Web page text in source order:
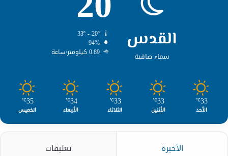
القدس
سماء صافية
94%
0.89 كيلومتر/ساعة
33
℃
الأحد
33
℃
الأثنين
33
℃
الثلاثاء
34
℃
الأربعاء
35
℃
الخميس
الأخيرة تعليقات